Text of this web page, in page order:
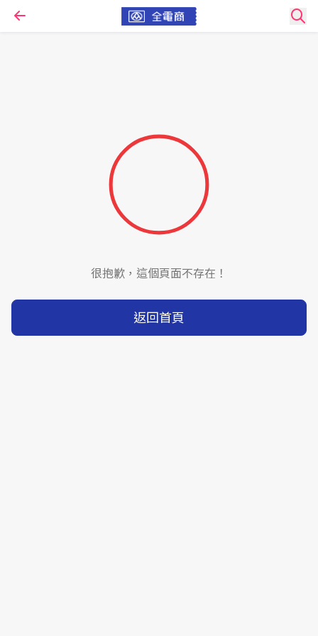
很抱歉，這個頁面不存在！
返回首頁